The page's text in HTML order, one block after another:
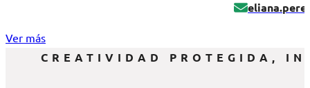
Ver más
CREATIVIDAD PROTEGIDA,